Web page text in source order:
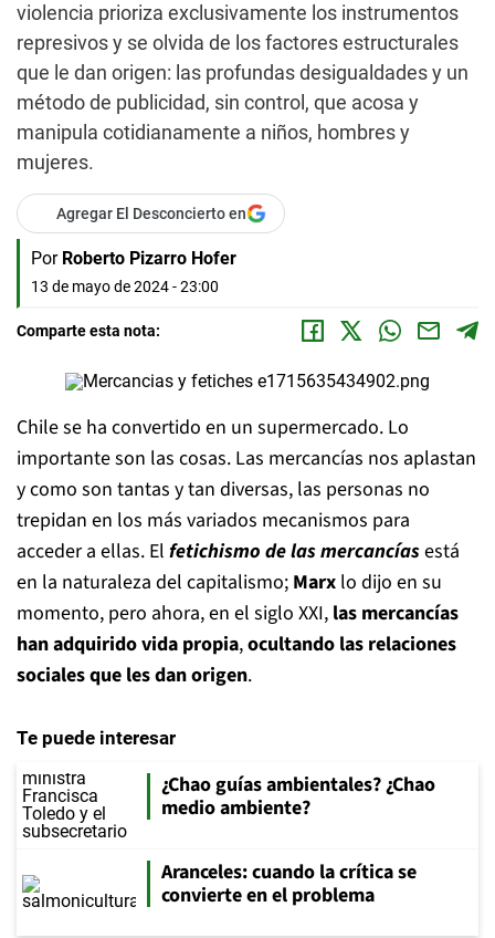
violencia prioriza exclusivamente los instrumentos
represivos y se olvida de los factores estructurales
que le dan origen: las profundas desigualdades y un
método de publicidad, sin control, que acosa y
manipula cotidianamente a niños, hombres y
mujeres.
Agregar El Desconcierto en
Por Roberto Pizarro Hofer
13 de mayo de 2024 - 23:00
Comparte esta nota:
Chile se ha convertido en un supermercado. Lo
importante son las cosas. Las mercancías nos aplastan
y como son tantas y tan diversas, las personas no
trepidan en los más variados mecanismos para
acceder a ellas. El fetichismo de las mercancíasestá
en la naturaleza del capitalismo; Marx lo dijo en su
momento, pero ahora, en el siglo XXI, las mercancías
han adquirido vida propia,ocultando las relaciones
sociales que les dan origen.
Te puede interesar
¿Chao guías ambientales? ¿Chao
medio ambiente?
Aranceles: cuando la crítica se
convierte en el problema